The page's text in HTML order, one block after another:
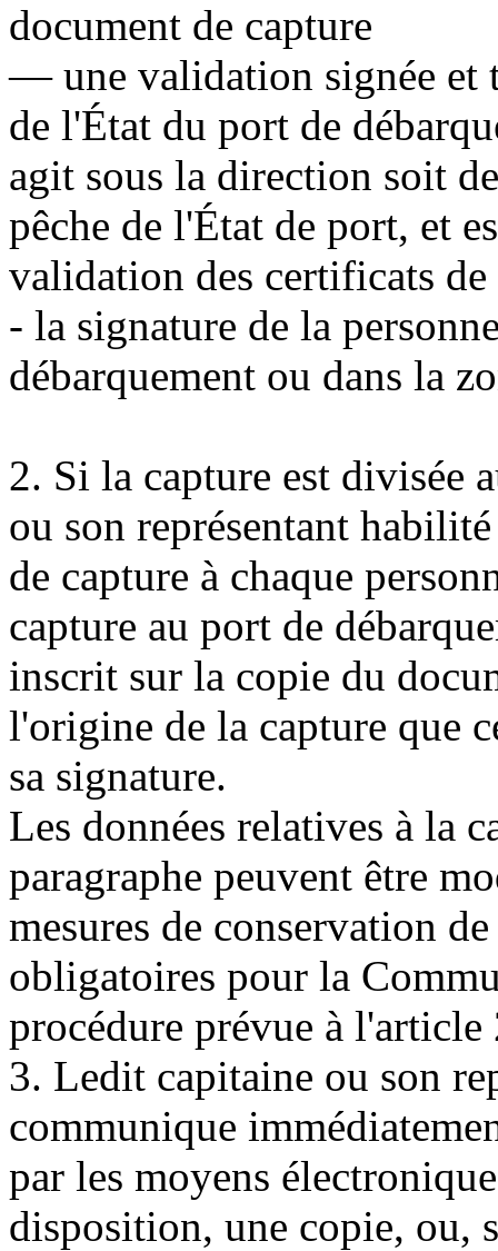
document de capture
— une validation signée et
de l'État du port de
agit sous la direction soit
pêche de l'État de port, et
validation des certificats
- la signature de la
débarquement ou dans la
2. Si la capture est divisée
ou son représentant
de capture à chaque
capture au port de
inscrit sur la copie du
l'origine de la capture que
sa signature.
Les données relatives à la
paragraphe peuvent être
mesures de conservation
obligatoires pour la
procédure prévue à l'article
3. Ledit capitaine ou son
communique
par les moyens
disposition, une copie, ou,